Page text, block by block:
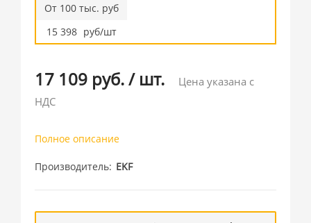
От 100 тыс. руб
15 398 руб/шт
17 109 руб./ шт.
Цена указана с
НДС
Полное описание
Производитель EKF